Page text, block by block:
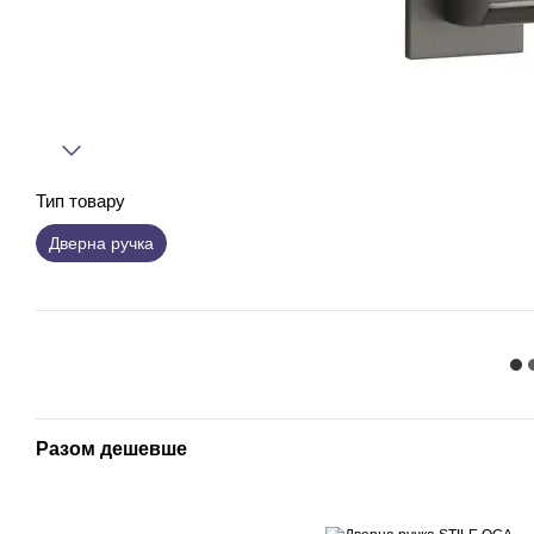
Тип товару
Дверна ручка
Разом дешевше